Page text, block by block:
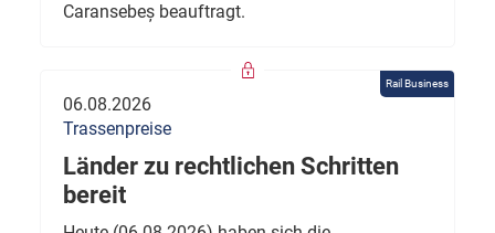
Caransebeș beauftragt.
Rail Business
06.08.2026
Trassenpreise
Länder zu rechtlichen Schritten
bereit